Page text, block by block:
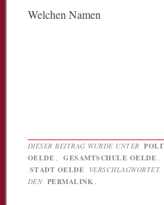
Welchen Namen
DIESER BEITRAG WURDE UNTER
OELDE
GESAMTSCHULE OELDE
STADT OELDE
DEN PERMALINK